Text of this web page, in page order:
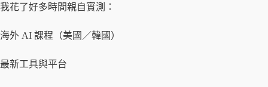
我花了好多時間親自實測：
海外 AI 課程（美國／韓國）
最新工具與平台